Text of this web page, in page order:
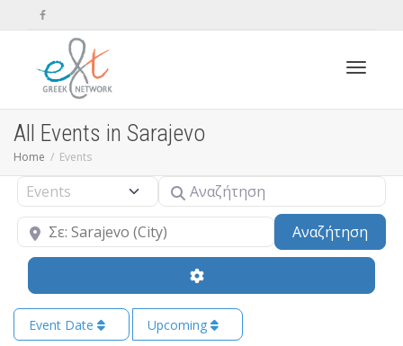
All Events in Sarajevo
Home Events
Select search type Αναζήτηση
Κοντά Αναζήτηση
Event Date Upcoming